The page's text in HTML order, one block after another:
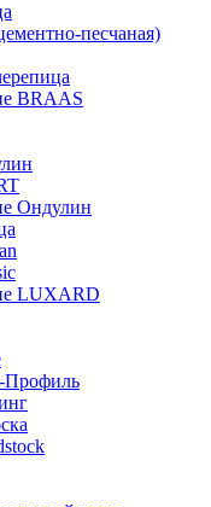
песчаная)
BRAAS
Ондулин
LUXARD
Профиль